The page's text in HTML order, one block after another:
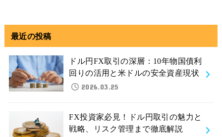
最近の投稿
ドル円FX取引の深層：10年物国債利
回りの活用と米ドルの安全資産現状
2026.03.25
FX投資家必見！ドル円取引の魅力と
戦略、リスク管理まで徹底解説